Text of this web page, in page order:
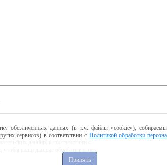
данных в соответствии с
обезличенных данных (в т.ч. файлы «cookie»),
сервисов) в соответствии с Политикой обработки
Принять